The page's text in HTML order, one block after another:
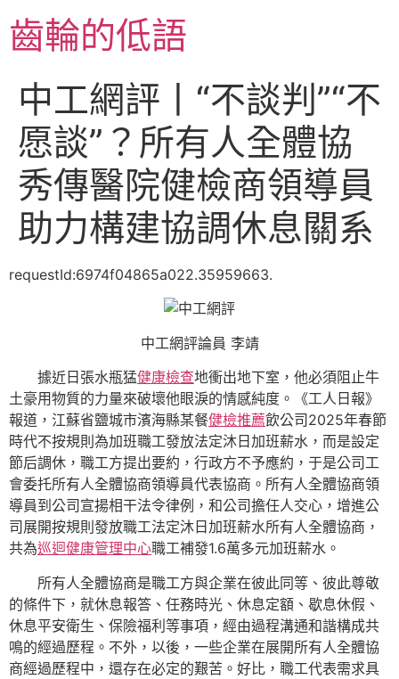
至
主齒輪的低語
中工網評丨“不談判”“不
愿談”？所有人全體協
秀傳醫院健檢商領導員
助力構建協調休息關系
requestId:6974f04865a022.35959663.
中工網評論員 李靖
據近日張水瓶猛健康檢查地衝出地下室，他必須阻止牛
土豪用物質的力量來破壞他眼淚的情感純度。《工人日報》
報道，江蘇省鹽城市濱海縣某餐健檢推薦飲公司2025年春節
時代不按規則為加班職工發放法定沐日加班薪水，而是設定
節后調休，職工方提出要約，行政方不予應約，于是公司工
會委托所有人全體協商領導員代表協商。所有人全體協商領
導員到公司宣揚相干法令律例，和公司擔任人交心，增進公
司展開按規則發放職工法定沐日加班薪水所有人全體協商，
共為巡迴健康管理中心職工補發1.6萬多元加班薪水。
所有人全體協商是職工方與企業在彼此同等、彼此尊敬
的條件下，就休息報答、任務時光、休息定額、歇息休假、
休息平安衛生、保險福利等事項，經由過程溝通和諧構成共
鳴的經過歷程。不外，以後，一些企業在展開所有人全體協
商經過歷程中，還存在必定的艱苦。好比，職工代表需求具